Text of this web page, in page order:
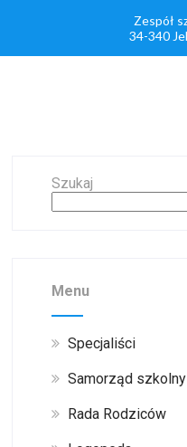
Zespół
34-340
Szukaj
Menu
Specjaliści
Samorząd szkolny
Rada Rodziców